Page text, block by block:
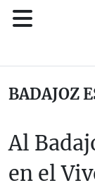
BADAJOZ
Al
en el